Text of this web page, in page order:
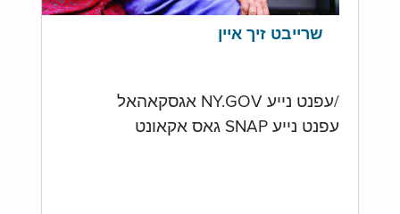
שרייבט זיך איין
/עפנט נייע NY.GOV אגסקאהאל
עפנט נייע SNAP גאס אקאונט